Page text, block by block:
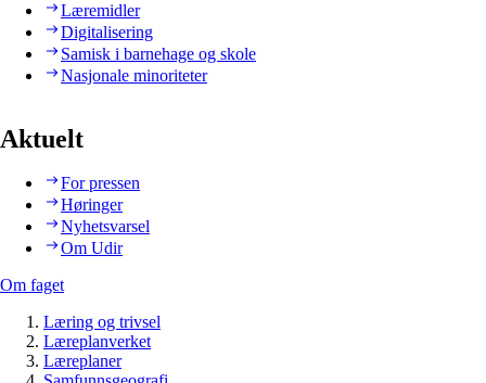
Læremidler
Digitalisering
Samisk i barnehage og skole
Nasjonale minoriteter
Aktuelt
For pressen
Høringer
Nyhetsvarsel
Om Udir
Om faget
Læring og trivsel
Læreplanverket
Læreplaner